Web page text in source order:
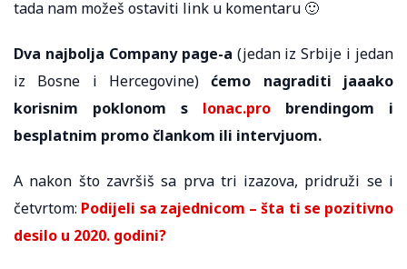
tada nam možeš ostaviti link u komentaru 🙂
Dva najbolja Company page-a (jedan iz Srbije i jedan
iz Bosne i Hercegovine)ćemo nagraditi jaaako
korisnim poklonom s lonac.pro brendingom i
besplatnim promo člankom ili intervjuom.
A nakon što završiš sa prva tri izazova, pridruži se i
četvrtom: Podijeli sa zajednicom – šta ti se pozitivno
desilo u 2020. godini?